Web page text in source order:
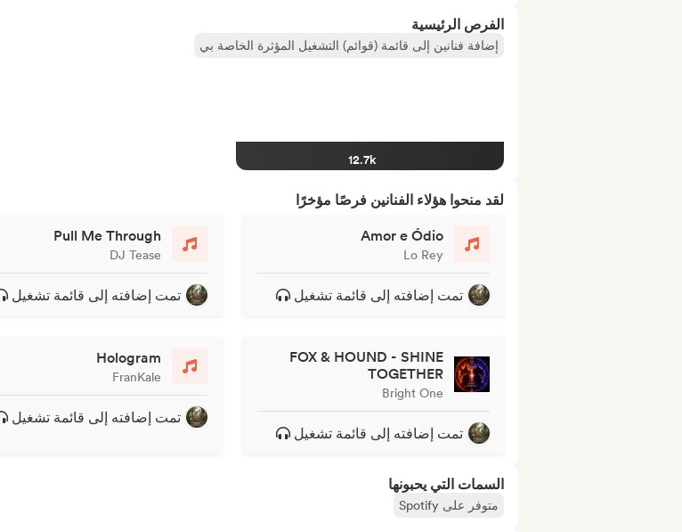
الفرص الرئيسية
إضافة فنانين إلى قائمة (قوائم) التشغيل المؤثرة الخاصة بي
12.7k
لقد منحوا هؤلاء الفنانين فرصًا مؤخرًا
Amor e Ódio
Lo Rey
تمت إضافته إلى قائمة تشغيل
Pull Me Through
DJ Tease
تمت إضافته إلى قائمة تشغيل
FOX & HOUND - SHINE
TOGETHER
Bright One
تمت إضافته إلى قائمة تشغيل
Hologram
FranKale
تمت إضافته إلى قائمة تشغيل
السمات التي يحبونها
متوفر على Spotify